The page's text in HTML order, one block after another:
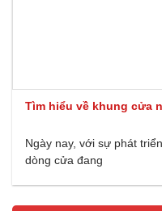
Tìm hiểu về khung cửa
Ngày nay, với sự phát
dòng cửa đang